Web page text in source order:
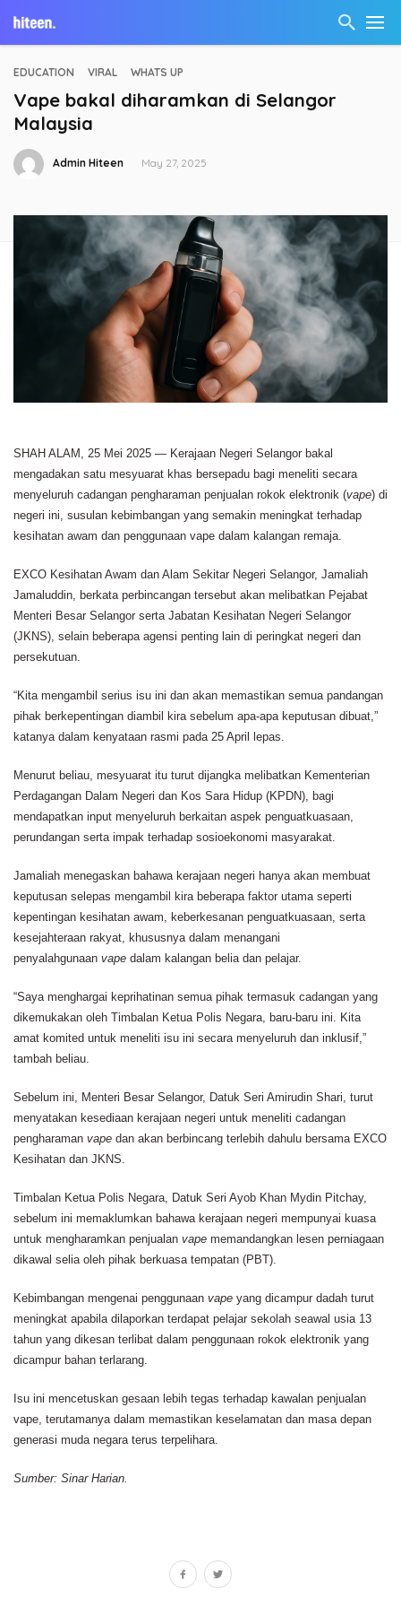
EDUCATION VIRAL WHATS UP
Vape bakal diharamkan di Selangor
Malaysia
Admin Hiteen May 27, 2025
SHAH ALAM, 25 Mei 2025 — Kerajaan Negeri Selangor bakal
mengadakan satu mesyuarat khas bersepadu bagi meneliti secara
menyeluruh cadangan pengharaman penjualan rokok elektronik (vape) di
negeri ini, susulan kebimbangan yang semakin meningkat terhadap
kesihatan awam dan penggunaan vape dalam kalangan remaja.
EXCO Kesihatan Awam dan Alam Sekitar Negeri Selangor, Jamaliah
Jamaluddin, berkata perbincangan tersebut akan melibatkan Pejabat
Menteri Besar Selangor serta Jabatan Kesihatan Negeri Selangor
(JKNS), selain beberapa agensi penting lain di peringkat negeri dan
persekutuan.
“Kita mengambil serius isu ini dan akan memastikan semua pandangan
pihak berkepentingan diambil kira sebelum apa-apa keputusan dibuat,”
katanya dalam kenyataan rasmi pada 25 April lepas.
Menurut beliau, mesyuarat itu turut dijangka melibatkan Kementerian
Perdagangan Dalam Negeri dan Kos Sara Hidup (KPDN), bagi
mendapatkan input menyeluruh berkaitan aspek penguatkuasaan,
perundangan serta impak terhadap sosioekonomi masyarakat.
Jamaliah menegaskan bahawa kerajaan negeri hanya akan membuat
keputusan selepas mengambil kira beberapa faktor utama seperti
kepentingan kesihatan awam, keberkesanan penguatkuasaan, serta
kesejahteraan rakyat, khususnya dalam menangani
penyalahgunaan vape dalam kalangan belia dan pelajar.
“Saya menghargai keprihatinan semua pihak termasuk cadangan yang
dikemukakan oleh Timbalan Ketua Polis Negara, baru-baru ini. Kita
amat komited untuk meneliti isu ini secara menyeluruh dan inklusif,”
tambah beliau.
Sebelum ini, Menteri Besar Selangor, Datuk Seri Amirudin Shari, turut
menyatakan kesediaan kerajaan negeri untuk meneliti cadangan
pengharaman vape dan akan berbincang terlebih dahulu bersama EXCO
Kesihatan dan JKNS.
Timbalan Ketua Polis Negara, Datuk Seri Ayob Khan Mydin Pitchay,
sebelum ini memaklumkan bahawa kerajaan negeri mempunyai kuasa
untuk mengharamkan penjualan vape memandangkan lesen perniagaan
dikawal selia oleh pihak berkuasa tempatan (PBT).
Kebimbangan mengenai penggunaan vape yang dicampur dadah turut
meningkat apabila dilaporkan terdapat pelajar sekolah seawal usia 13
tahun yang dikesan terlibat dalam penggunaan rokok elektronik yang
dicampur bahan terlarang.
Isu ini mencetuskan gesaan lebih tegas terhadap kawalan penjualan
vape, terutamanya dalam memastikan keselamatan dan masa depan
generasi muda negara terus terpelihara.
Sumber: Sinar Harian.